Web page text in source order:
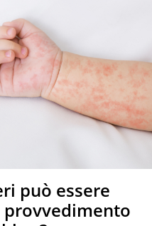
può essere